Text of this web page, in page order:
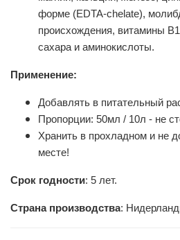
форме (EDTA-chelate),
происхождения, витамины
сахара и аминокислоты.
Применение:
Добавлять в питательный
Пропорции: 50мл / 10л - не
Хранить в прохладном и не
месте!
Срок годности: 5 лет.
Страна производства: